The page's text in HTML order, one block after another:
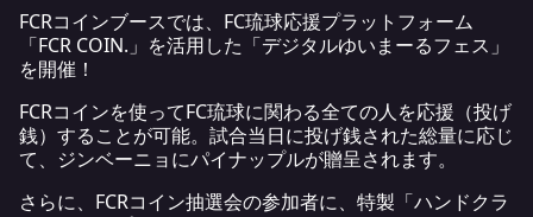
FCRコインブースでは、FC琉球応援プラットフォーム
「FCR COIN.」を活用した「デジタルゆいまーるフェス」
を開催！
FCRコインを使ってFC琉球に関わる全ての人を応援（投げ
銭）することが可能。試合当日に投げ銭された総量に応じ
て、ジンベーニョにパイナップルが贈呈されます。
さらに、FCRコイン抽選会の参加者に、特製「ハンドクラ